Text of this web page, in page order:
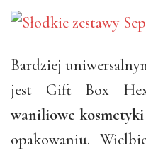
Bardziej
jest Gift Box
waniliowe kosmetyki
opakowaniu.